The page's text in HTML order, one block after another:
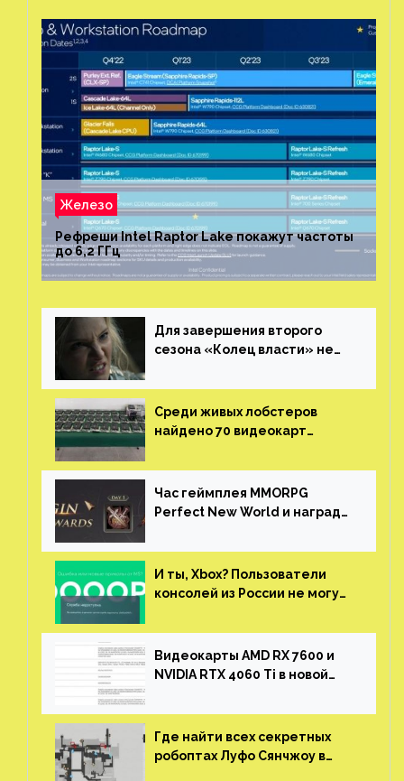
Железо
Рефреши Intel Raptor Lake покажут частоты
до 6,2 ГГц
Для завершения второго
сезона «Колец власти» не
Среди живых лобстеров
найдено 70 видеокарт
китайской таможни
Час геймплея MMORPG
Perfect New World и награды
И ты, Xbox? Пользователи
консолей из России не могут
Видеокарты AMD RX 7600 и
NVIDIA RTX 4060 Ti в новой
Где найти всех секретных
робоптах Луфо Сянчжоу в